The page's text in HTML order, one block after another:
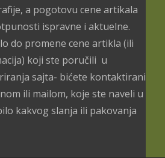
a pogotovu cene artikala
ispravne i aktuelne.
do promene cene artikla (ili
koji ste poručili u
sajta- bićete kontaktirani
ili mailom, koje ste naveli u
kakvog slanja ili pakovanja